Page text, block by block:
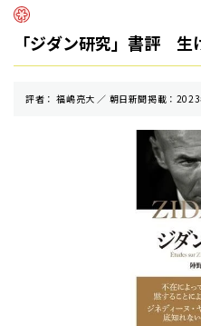
「ジダン研究」書評 生
評者： 福嶋亮大 ／ 朝⽇新聞掲載：